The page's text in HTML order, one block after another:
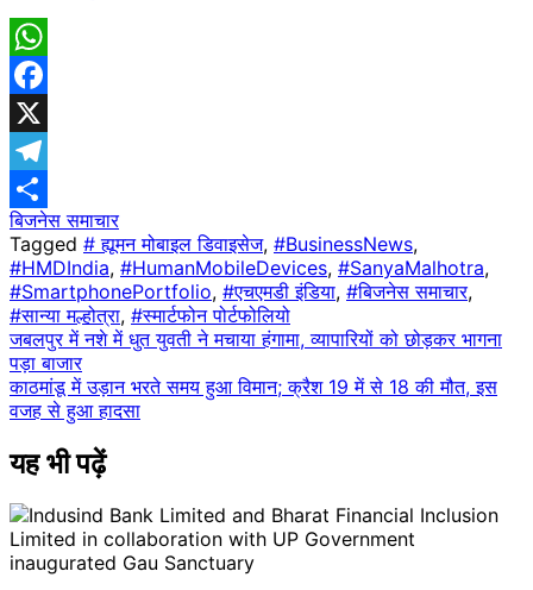
WhatsApp
Facebook
X
Telegram
Share
बिजनेस समाचार
Tagged # ह्यूमन मोबाइल डिवाइसेज, #BusinessNews,
#HMDIndia, #HumanMobileDevices, #SanyaMalhotra,
#SmartphonePortfolio, #एचएमडी इंडिया, #बिजनेस समाचार,
#सान्या मल्होत्रा, #स्मार्टफोन पोर्टफोलियो
Post
navigation
जबलपुर में नशे में धुत युवती ने मचाया हंगामा, व्यापारियों को छोड़कर भागना
पड़ा बाजार
काठमांडू में उड़ान भरते समय हुआ विमान; क्रैश 19 में से 18 की मौत, इस
वजह से हुआ हादसा
यह भी पढ़ें